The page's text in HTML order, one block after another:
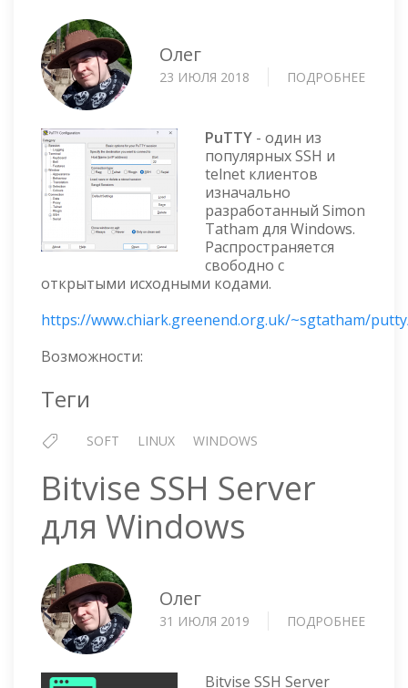
Олег
23 ИЮЛЯ 2018 ПОДРОБНЕЕ
PuTTY - один из
популярных SSH и
telnet клиентов
изначально
разработанный Simon
Tatham для Windows.
Распространяется
свободно с
открытыми исходными кодами.
https://www.chiark.greenend.org.uk/~sgtatham/
Возможности:
Теги
SOFT LINUX WINDOWS
Bitvise SSH Server
для Windows
Олег
31 ИЮЛЯ 2019 ПОДРОБНЕЕ
Bitvise SSH Server